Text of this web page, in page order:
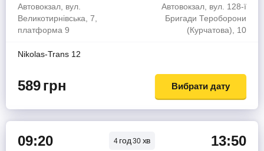
Автовокзал, вул.
Великотирнівська, 7,
платформа 9
Автовокзал, вул. 128-ї
Бригади Тероборони
(Курчатова), 10
Nikolas-Trans 12
589грн Вибрати дату
09:20 4 год30 хв 13:50